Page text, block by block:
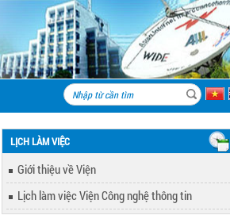
LỊCH LÀM VIỆC
Giới thiệu về Viện
Lịch làm việc Viện Công nghệ thông tin